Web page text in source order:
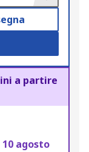
a partire
10 agosto